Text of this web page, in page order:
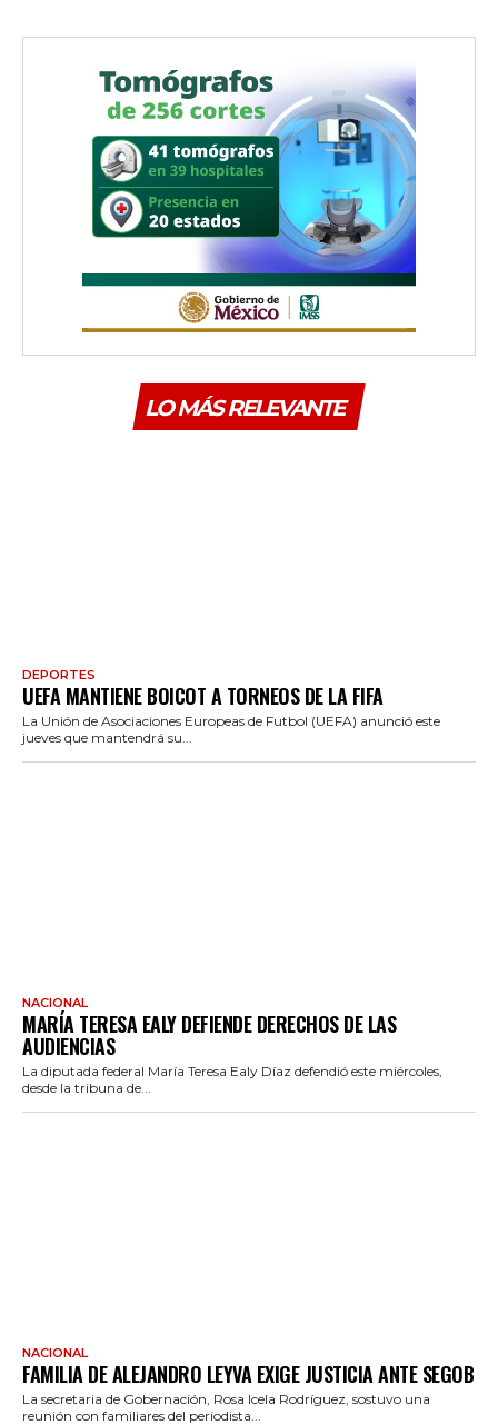
LO MÁS RELEVANTE
DEPORTES
UEFA MANTIENE BOICOT A TORNEOS DE LA FIFA
La Unión de Asociaciones Europeas de Futbol (UEFA) anunció este
jueves que mantendrá su...
NACIONAL
MARÍA TERESA EALY DEFIENDE DERECHOS DE LAS
AUDIENCIAS
La diputada federal María Teresa Ealy Díaz defendió este miércoles,
desde la tribuna de...
NACIONAL
FAMILIA DE ALEJANDRO LEYVA EXIGE JUSTICIA ANTE SEGOB
La secretaria de Gobernación, Rosa Icela Rodríguez, sostuvo una
reunión con familiares del periodista...